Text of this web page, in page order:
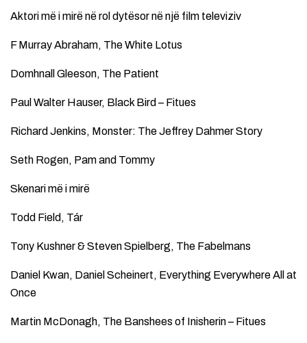
Aktori më i mirë në rol dytësor në një film televiziv
F Murray Abraham, The White Lotus
Domhnall Gleeson, The Patient
Paul Walter Hauser, Black Bird – Fitues
Richard Jenkins, Monster: The Jeffrey Dahmer Story
Seth Rogen, Pam and Tommy
Skenari më i mirë
Todd Field, Tár
Tony Kushner & Steven Spielberg, The Fabelmans
Daniel Kwan, Daniel Scheinert, Everything Everywhere All at
Once
Martin McDonagh, The Banshees of Inisherin – Fitues